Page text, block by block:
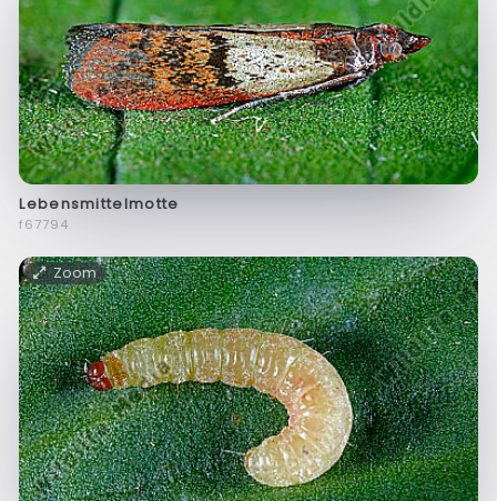
Lebensmittelmotte
f67794
Zoom